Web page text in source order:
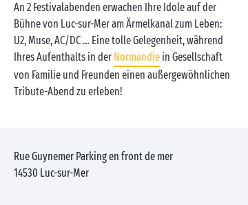
An 2 Festivalabenden erwachen Ihre Idole auf der
Bühne von Luc-sur-Mer am Ärmelkanal zum Leben:
U2, Muse, AC/DC … Eine tolle Gelegenheit, während
Ihres Aufenthalts in der Normandie in Gesellschaft
von Familie und Freunden einen außergewöhnlichen
Tribute-Abend zu erleben!
Rue Guynemer Parking en front de mer
14530 Luc-sur-Mer